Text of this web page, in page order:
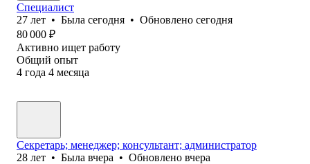
Специалист
27 лет • Была сегодня • Обновлено сегодня
80 000 ₽
Активно ищет работу
Общий опыт
4 года 4 месяца
Секретарь; менеджер; консультант; администратор
28 лет • Была вчера • Обновлено вчера